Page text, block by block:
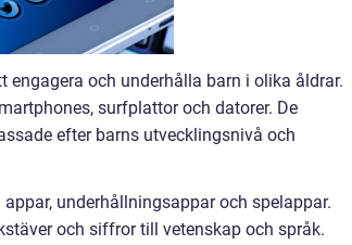
och underhålla barn i olika åldrar.
surfplattor och datorer. De
efter barns utvecklingsnivå och
underhållningsappar och spelappar.
och siffror till vetenskap och språk.